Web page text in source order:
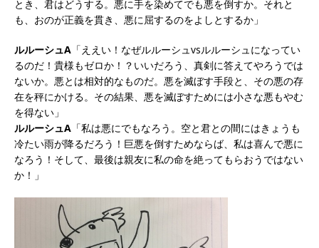
とき、君はどうする。悪に手を染めてでも悪を倒すか。それと
も、おのが正義を貫き、悪に屈するのをよしとするか」
ルルーシュA 「ええい！なぜルルーシュvsルルーシュになってい
るのだ！貴様もゼロか！？いいだろう、真剣に答えてやろうでは
ないか。悪とは相対的なものだ。悪を滅ぼす手段と、その悪の存
在を秤にかける。その結果、悪を滅ぼすためには小さな悪もやむ
を得ない」
ルルーシュA 「私は悪にでもなろう。空と君との間にはきょうも
冷たい雨が降るだろう！巨悪を倒すためならば、私は喜んで悪に
なろう！そして、最後は親友に私の命を絶ってもらおうではない
か！」